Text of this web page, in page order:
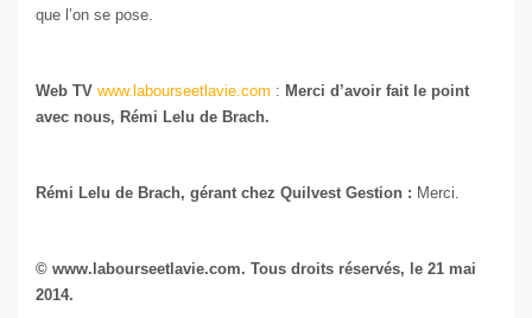
que l’on se pose.
Web TV www.labourseetlavie.com : Merci d’avoir fait le point
avec nous, Rémi Lelu de Brach.
Rémi Lelu de Brach, gérant chez Quilvest Gestion : Merci.
© www.labourseetlavie.com. Tous droits réservés, le 21 mai
2014.